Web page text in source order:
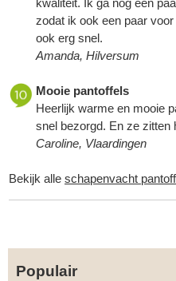
kwaliteit. Ik ga nog een
zodat ik ook een paar
ook erg snel.
Amanda, Hilversum
Mooie pantoffels
Heerlijk warme en mooie
snel bezorgd. En ze zitten
Caroline, Vlaardingen
Bekijk alle schapenvacht
Populair